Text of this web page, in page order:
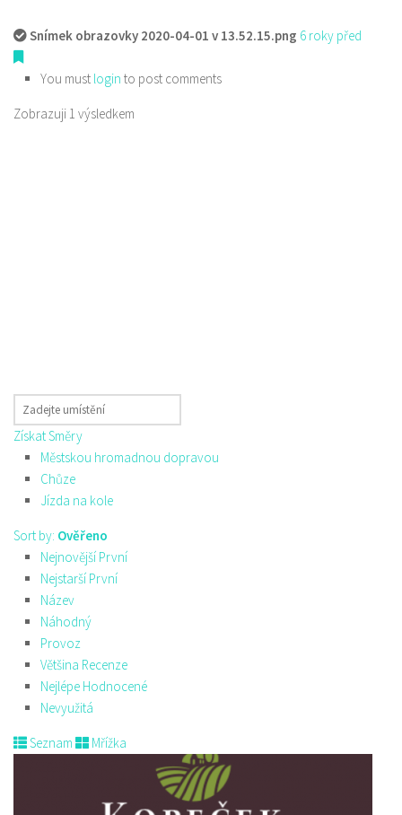
Snímek obrazovky 2020-04-01 v 13.52.15.png 6 roky před
You must login to post comments
Zobrazuji 1 výsledkem
Získat Směry
Městskou hromadnou dopravou
Chůze
Jízda na kole
Sort by: Ověřeno
Nejnovější První
Nejstarší První
Název
Náhodný
Provoz
Většina Recenze
Nejlépe Hodnocené
Nevyužitá
Seznam Mřížka